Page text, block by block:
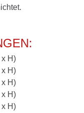
x H)
x H)
x H)
x H)
x H)